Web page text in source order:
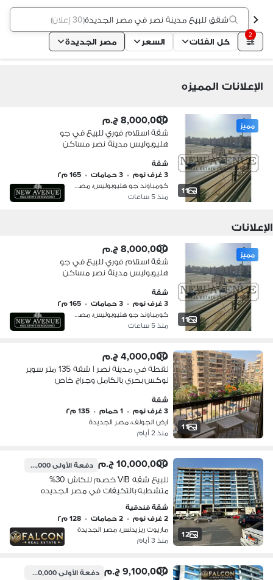
شقق للبيع مدينة نصر في مصر الجديدة(30 إعلان )
2
كل الفئات السعر مصر الجديدة
الإعلانات المميزه
11
مميز 8,000,000 ج.م
شقة استلام فوري للبيع في جو
هليوبوليس مدينة نصر مساكن
mohandseen Nasr City
شقة
3 غرف نوم
• 3 حمامات • 165 م٢
كومباوند جو هليوبوليس، مصر الجديدة
منذ 5 ساعات
الإعلانات
11
مميز 8,000,000 ج.م
شقة استلام فوري للبيع في جو
هليوبوليس مدينة نصر مساكن
mohandseen Nasr City
شقة
3 غرف نوم
• 3 حمامات • 165 م٢
كومباوند جو هليوبوليس، مصر الجديدة
منذ 5 ساعات
11
4,000,000 ج.م
لقطة في مدينة نصر | شقة 135 متر سوبر
لوكس بحري بالكامل وجراج خاص
شقة
3 غرف نوم
• 1 حمام • 135 م٢
ارض الجولف، مصر الجديدة
منذ 2 أيام
12
10,000,000 ج.م دفعة الأولى1,500,000 ج.م
للبيع شقه VIB خصم للكاش 30%
متشطبه بالتكيفات في مصر الجديده
دقايق من مدينه نصر علي طريق السويس
باداره فندق الماريوت Marroit
شقة فندقية
2 غرف نوم
• 2 حمامات • 128 م٢
ماريوت ريزيدنس، مصر الجديدة
منذ 3 أيام
9,100,000 ج.م دفعة الأولى1,300,000 ج.م